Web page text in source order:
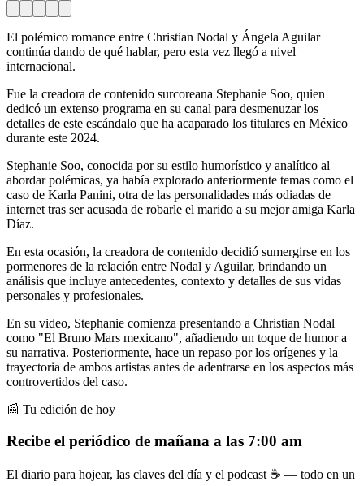
El polémico romance entre Christian Nodal y Ángela Aguilar
continúa dando de qué hablar, pero esta vez llegó a nivel
internacional.
Fue la creadora de contenido surcoreana Stephanie Soo, quien
dedicó un extenso programa en su canal para desmenuzar los
detalles de este escándalo que ha acaparado los titulares en México
durante este 2024.
Stephanie Soo, conocida por su estilo humorístico y analítico al
abordar polémicas, ya había explorado anteriormente temas como el
caso de Karla Panini, otra de las personalidades más odiadas de
internet tras ser acusada de robarle el marido a su mejor amiga Karla
Díaz.
En esta ocasión, la creadora de contenido decidió sumergirse en los
pormenores de la relación entre Nodal y Aguilar, brindando un
análisis que incluye antecedentes, contexto y detalles de sus vidas
personales y profesionales.
En su video, Stephanie comienza presentando a Christian Nodal
como "El Bruno Mars mexicano", añadiendo un toque de humor a
su narrativa. Posteriormente, hace un repaso por los orígenes y la
trayectoria de ambos artistas antes de adentrarse en los aspectos más
controvertidos del caso.
📰 Tu edición de hoy
Recibe el periódico de mañana a las 7:00 am
El diario para hojear, las claves del día y el podcast ☕ — todo en un